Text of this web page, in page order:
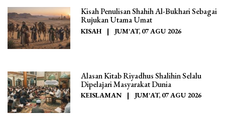
Kisah Penulisan Shahih Al-Bukhari Sebagai
Rujukan Utama Umat
KISAH | JUM'AT, 07 AGU 2026
Alasan Kitab Riyadhus Shalihin Selalu
Dipelajari Masyarakat Dunia
KEISLAMAN | JUM'AT, 07 AGU 2026